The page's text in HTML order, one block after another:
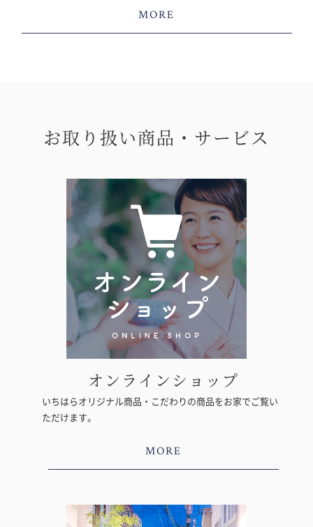
MORE
お取り扱い商品・サービス
オンラインショップ
いちはらオリジナル商品・こだわりの商品をお家でご覧い
ただけます。
MORE